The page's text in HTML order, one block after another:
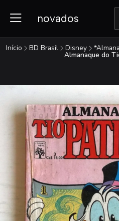
novados
Início BD Brasil Disney
Almanaque do